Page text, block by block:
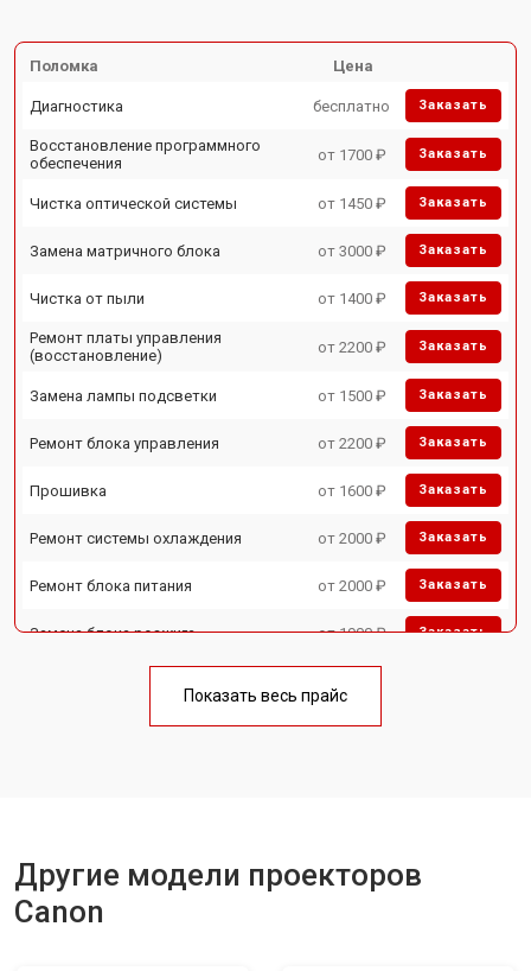
Поломка Цена
Диагностика бесплатно Заказать
Восстановление программного
обеспечения
от 1700 ₽ Заказать
Чистка оптической системы от 1450 ₽ Заказать
Замена матричного блока от 3000 ₽ Заказать
Чистка от пыли от 1400 ₽ Заказать
Ремонт платы управления
(восстановление)
от 2200 ₽ Заказать
Замена лампы подсветки от 1500 ₽ Заказать
Ремонт блока управления от 2200 ₽ Заказать
Прошивка от 1600 ₽ Заказать
Ремонт системы охлаждения от 2000 ₽ Заказать
Ремонт блока питания от 2000 ₽ Заказать
Замена блока розжига от 1900 ₽ Заказать
Показать весь прайс
Другие модели проекторов
Canon